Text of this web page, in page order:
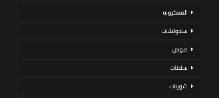
المعكرونة
سندوتشات
صوص
سلطات
شوربات